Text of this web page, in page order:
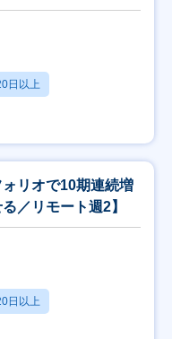
日以上
リオで10期連続増
／リモート週2】
日以上